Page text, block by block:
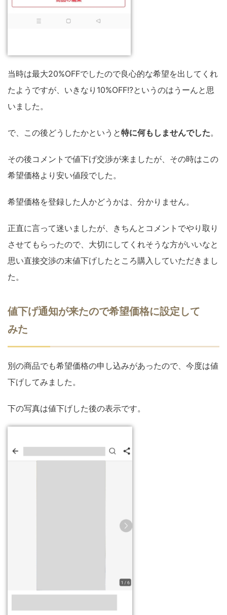
当時は最大20%OFFでしたので良心的な希望を出してくれ
たようですが、いきなり10%OFF!?というのはうーんと思
いました。
で、この後どうしたかというと特に何もしませんでした。
その後コメントで値下げ交渉が来ましたが、その時はこの
希望価格より安い値段でした。
希望価格を登録した人かどうかは、分かりません。
正直に言って迷いましたが、きちんとコメントでやり取り
させてもらったので、大切にしてくれそうな方がいいなと
思い直接交渉の末値下げしたところ購入していただきまし
た。
値下げ通知が来たので希望価格に設定して
みた
別の商品でも希望価格の申し込みがあったので、今度は値
下げしてみました。
下の写真は値下げした後の表示です。